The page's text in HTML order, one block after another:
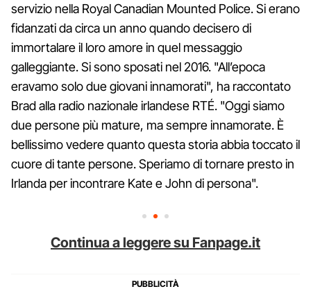
servizio nella Royal Canadian Mounted Police. Si erano
fidanzati da circa un anno quando decisero di
immortalare il loro amore in quel messaggio
galleggiante. Si sono sposati nel 2016. "All’epoca
eravamo solo due giovani innamorati", ha raccontato
Brad alla radio nazionale irlandese RTÉ. "Oggi siamo
due persone più mature, ma sempre innamorate. È
bellissimo vedere quanto questa storia abbia toccato il
cuore di tante persone. Speriamo di tornare presto in
Irlanda per incontrare Kate e John di persona".
Continua a leggere su Fanpage.it